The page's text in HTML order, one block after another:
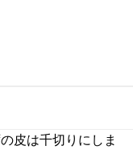
皮は千切りにしま